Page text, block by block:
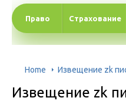
Право Страхование
Home Извещение zk
Извещение zk